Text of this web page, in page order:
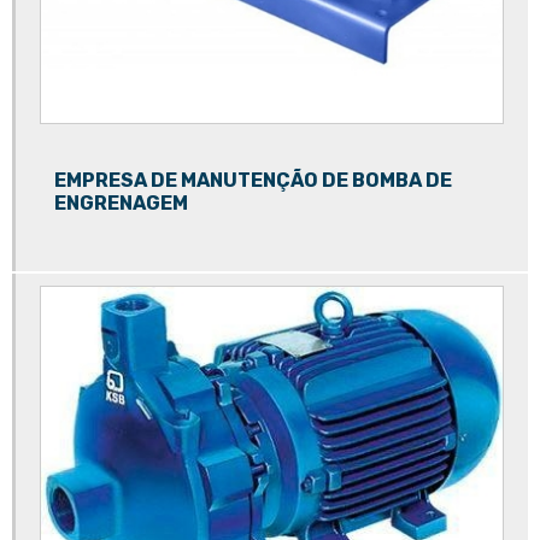
Rebobinagem de motores elétricos preço
Rebobinamento de motores valor
Rejuvenescimento de motor
Rejuvenescimento de motores elétricos
Reparação de bombas
Reparação de bombas de água
Reparação de bombas de esgoto
Reparo de bomba
EMPRESA DE MANUTENÇÃO DE BOMBA DE
ENGRENAGEM